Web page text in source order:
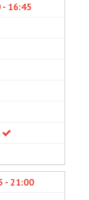
- 16:45
- 21:00